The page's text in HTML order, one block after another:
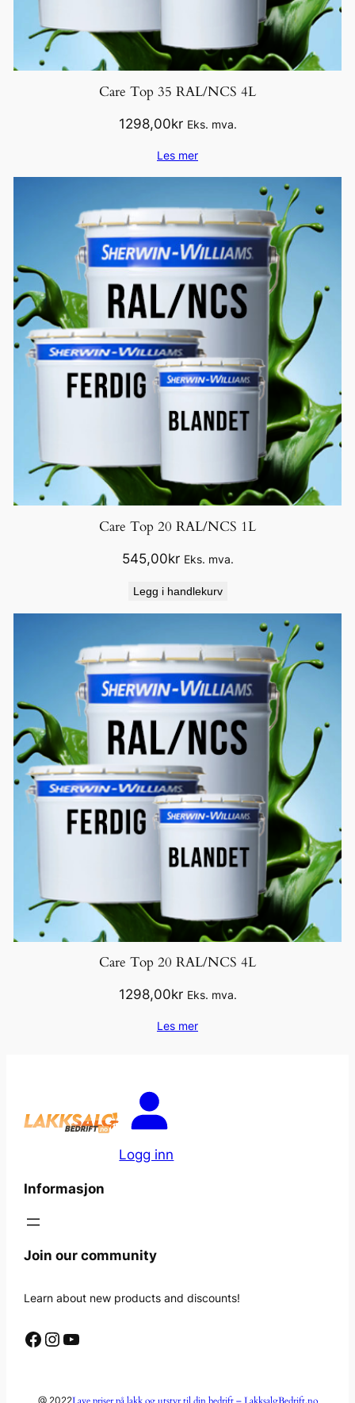
Care Top 35 RAL/NCS 4L
1298,00kr Eks. mva.
Les mer
Care Top 20 RAL/NCS 1L
545,00kr Eks. mva.
Legg i handlekurv
Care Top 20 RAL/NCS 4L
1298,00kr Eks. mva.
Les mer
Logg inn
Informasjon
Join our community
Learn about new products and discounts!
Facebook InstagramYouTube
@ 2022